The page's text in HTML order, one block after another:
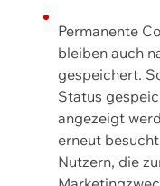
Permanente
bleiben auch
gespeichert.
Status
angezeigt
erneut
Nutzern, die